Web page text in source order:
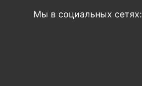
Мы в социальных сетях: